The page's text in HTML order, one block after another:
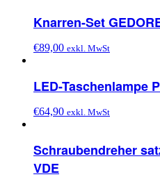
Knarren-Set
€89,00 exkl. MwSt
LED-Taschenlampe
€64,90 exkl. MwSt
Schraubendreher
VDE